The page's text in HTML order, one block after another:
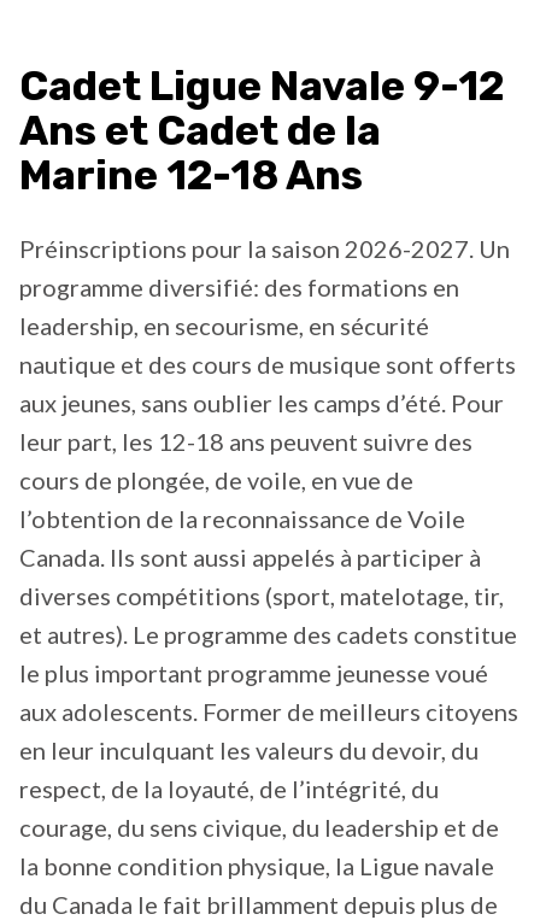
Cadet Ligue Navale 9-12
Ans et Cadet de la
Marine 12-18 Ans
Préinscriptions pour la saison 2026-2027. Un
programme diversifié: des formations en
leadership, en secourisme, en sécurité
nautique et des cours de musique sont offerts
aux jeunes, sans oublier les camps d’été. Pour
leur part, les 12-18 ans peuvent suivre des
cours de plongée, de voile, en vue de
l’obtention de la reconnaissance de Voile
Canada. Ils sont aussi appelés à participer à
diverses compétitions (sport, matelotage, tir,
et autres). Le programme des cadets constitue
le plus important programme jeunesse voué
aux adolescents. Former de meilleurs citoyens
en leur inculquant les valeurs du devoir, du
respect, de la loyauté, de l’intégrité, du
courage, du sens civique, du leadership et de
la bonne condition physique, la Ligue navale
du Canada le fait brillamment depuis plus de